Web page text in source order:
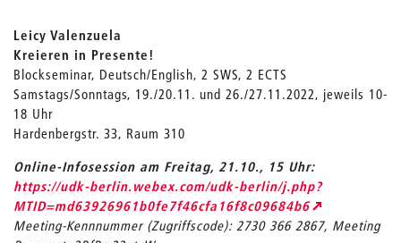
Leicy Valenzuela
Kreieren in Presente!
Blockseminar, Deutsch/English, 2 SWS, 2 ECTS
Samstags/Sonntags, 19./20.11. und 26./27.11.2022, jeweils 10-
18 Uhr
Hardenbergstr. 33, Raum 310
Online-Infosession am Freitag, 21.10., 15 Uhr:
https://udk-berlin.webex.com/udk-berlin/j.php?
MTID=md63926961b0fe7f46cfa16f8c09684b6
Meeting-Kennnummer (Zugriffscode): 2730 366 2867, Meeting